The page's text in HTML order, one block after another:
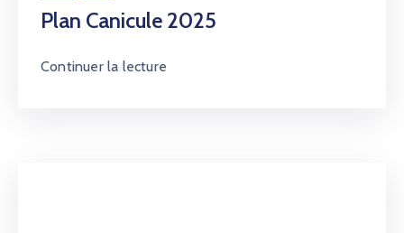
Plan Canicule 2025
Continuer la lecture